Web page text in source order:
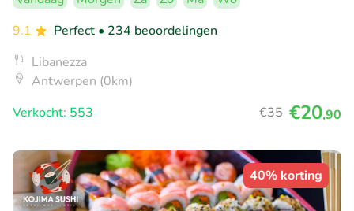
9.1
Perfect • 234 beoordelingen
Libanezza
Antwerpen (0km)
Verkocht: 553
€35 €20,90
40% korting